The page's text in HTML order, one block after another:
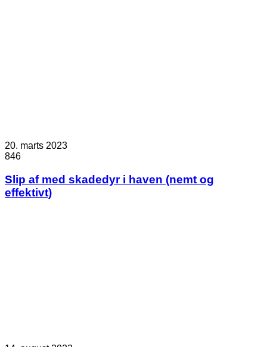
20. marts 2023
846
Slip af med skadedyr i haven (nemt og
effektivt)